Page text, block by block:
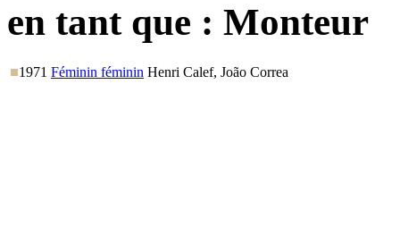
en tant que : Monteur
1971 Féminin féminin Henri Calef, João Correa